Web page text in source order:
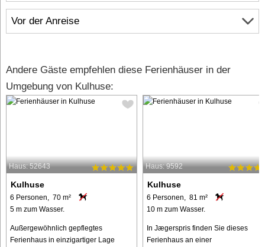
Vor der Anreise
Andere Gäste empfehlen diese Ferienhäuser in der
Umgebung von Kulhuse:
Haus: 52643
Kulhuse
6 Personen, 70 m²
5 m zum Wasser.
Außergewöhnlich gepflegtes
Ferienhaus in einzigartiger Lage
Haus: 9592
Kulhuse
6 Personen, 81 m²
10 m zum Wasser.
In Jægerspris finden Sie dieses
Ferienhaus an einer